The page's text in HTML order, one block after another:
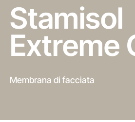
Stamisol
Extreme
Membrana di facciata